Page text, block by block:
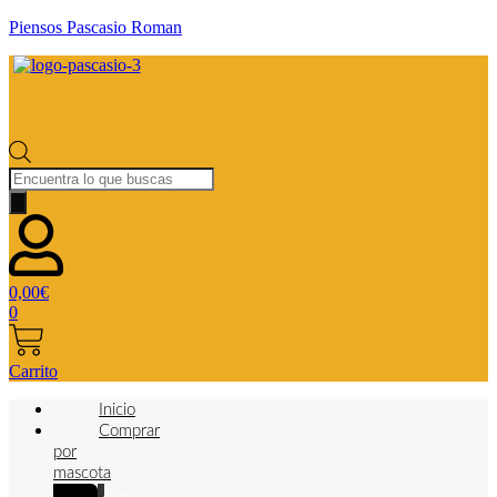
Piensos Pascasio Roman
Búsqueda
de
productos
0,00€
0
Carrito
Inicio
Comprar
por
mascota